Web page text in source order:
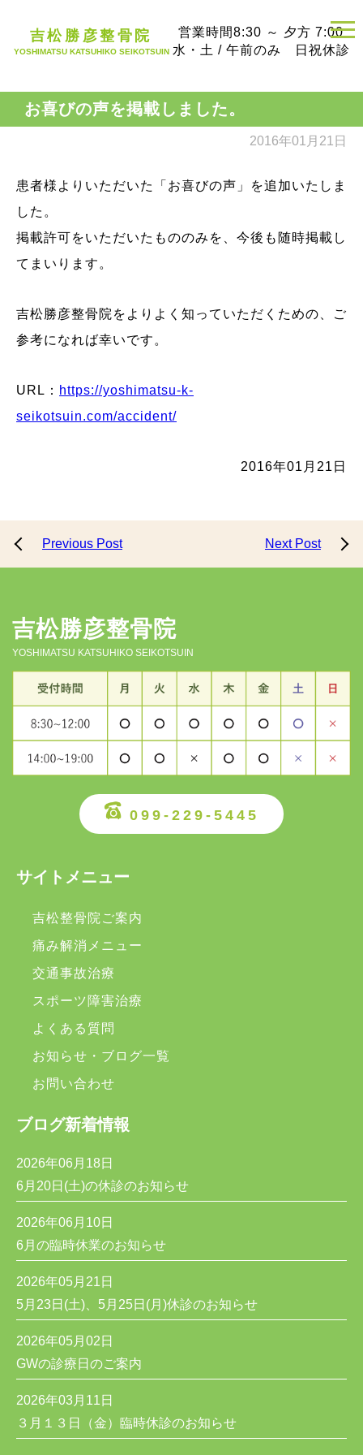
吉松勝彦整骨院
YOSHIMATSU KATSUHIKO SEIKOTSUIN
営業時間8:30 ～ 夕方 7:00
水・土 / 午前のみ 日祝休診
お喜びの声を掲載しました。
2016年01月21日
患者様よりいただいた「お喜びの声」を追加いたしま
した。
掲載許可をいただいたもののみを、今後も随時掲載し
てまいります。
吉松勝彦整骨院をよりよく知っていただくための、ご
参考になれば幸いです。
URL： https://yoshimatsu-k-
seikotsuin.com/accident/
2016年01月21日
Previous Post Next Post
吉松勝彦整骨院
YOSHIMATSU KATSUHIKO SEIKOTSUIN
099-229-5445
サイトメニュー
吉松整骨院ご案内
痛み解消メニュー
交通事故治療
スポーツ障害治療
よくある質問
お知らせ・ブログ一覧
お問い合わせ
ブログ新着情報
2026年06月18日
6月20日(土)の休診のお知らせ
2026年06月10日
6月の臨時休業のお知らせ
2026年05月21日
5月23日(土)、5月25日(月)休診のお知らせ
2026年05月02日
GWの診療日のご案内
2026年03月11日
３月１３日（金）臨時休診のお知らせ